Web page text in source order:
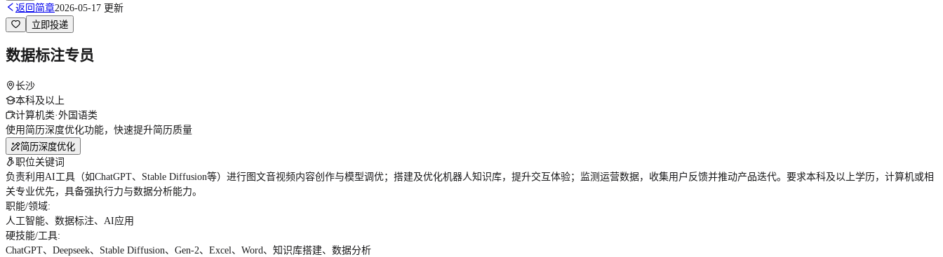
返回简章2026-05-17 更新
立即投递
数据标注专员
长沙
本科及以上
计算机类·外国语类
使用简历深度优化功能，快速提升简历质量
简历深度优化
职位关键词
负责利用AI工具（如ChatGPT、Stable Diffusion等）进行图文音视频内容创作与模型调优；搭建及优化机器人知识库，提升交互体验；监测运营数据，收集用户反馈并推动产品迭代。要求本科及以上学历，计算机或相
关专业优先，具备强执行力与数据分析能力。
职能/领域:
人工智能、数据标注、AI应用
硬技能/工具:
ChatGPT、Deepseek、Stable Diffusion、Gen-2、Excel、Word、知识库搭建、数据分析